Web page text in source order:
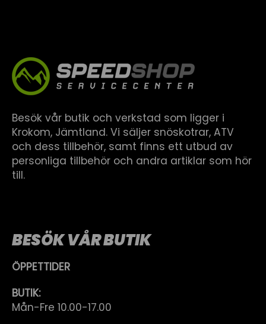
Besök vår butik och verkstad som ligger i
Krokom, Jämtland. Vi säljer snöskotrar, ATV
och dess tillbehör, samt finns ett utbud av
personliga tillbehör och andra artiklar som hör
till.
BESÖK VÅR BUTIK
ÖPPETTIDER
BUTIK:
Mån-Fre 10.00-17.00